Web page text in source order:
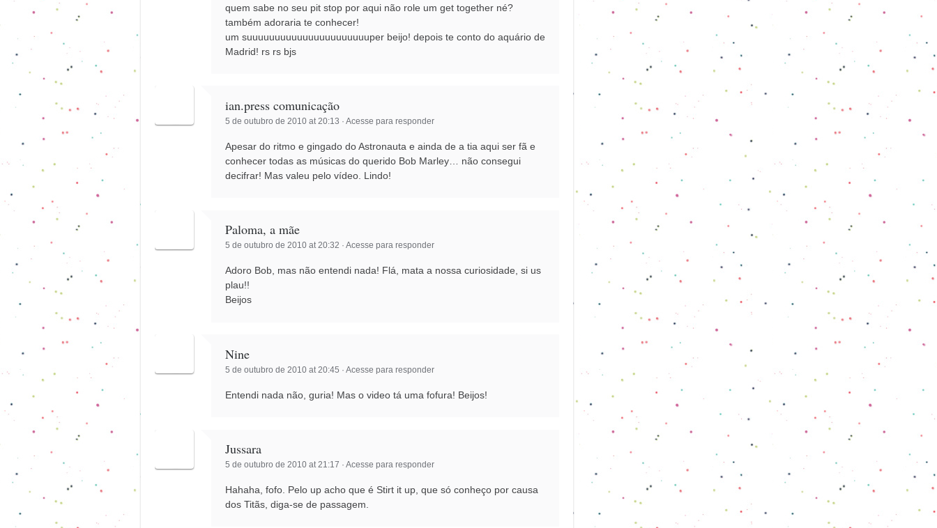
quem sabe no seu pit stop por aqui não role um get together né?
também adoraria te conhecer!
um suuuuuuuuuuuuuuuuuuuuuuper beijo! depois te conto do aquário de
Madrid! rs rs bjs
ian.press comunicação
5 de outubro de 2010 at 20:13 ·Acesse para responder
Apesar do ritmo e gingado do Astronauta e ainda de a tia aqui ser fã e
conhecer todas as músicas do querido Bob Marley… não consegui
decifrar! Mas valeu pelo vídeo. Lindo!
Paloma, a mãe
5 de outubro de 2010 at 20:32 ·Acesse para responder
Adoro Bob, mas não entendi nada! Flá, mata a nossa curiosidade, si us
plau!!
Beijos
Nine
5 de outubro de 2010 at 20:45 ·Acesse para responder
Entendi nada não, guria! Mas o video tá uma fofura! Beijos!
Jussara
5 de outubro de 2010 at 21:17 ·Acesse para responder
Hahaha, fofo. Pelo up acho que é Stirt it up, que só conheço por causa
dos Titãs, diga-se de passagem.